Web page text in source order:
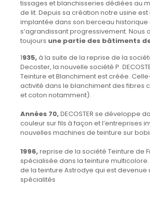
tissages et blanchisseries dédiées au
de lit. Depuis sa création notre usine
implantée dans son berceau historique
s’agrandissant progressivement. Nous
toujours une partie des bâtiments de
1935, à la suite de la reprise de la
Decoster, la nouvelle société P.
Teinture et Blanchiment est créée.
activité dans le blanchiment des fibres
et coton notamment).
Années 70, DECOSTER se développe
couleur sur fils à façon et l’entreprises
nouvelles machines de teinture sur
1996, reprise de la société Teinture de
spécialisée dans la teinture multicolore.
de la teinture Astrodye qui est devenue
spécialités